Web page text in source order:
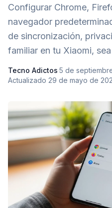
Configurar Chrome,
navegador
de sincronización,
familiar en tu Xiaomi,
Tecno Adictos·5 de
Actualizado 29 de mayo de